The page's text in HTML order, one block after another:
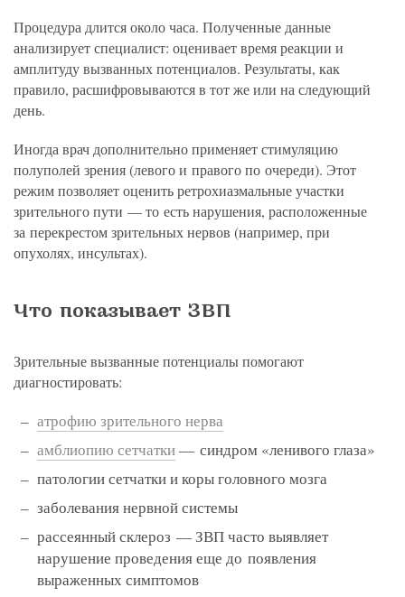
Процедура длится около часа. Полученные данные
анализирует специалист: оценивает время реакции и
амплитуду вызванных потенциалов. Результаты, как
правило, расшифровываются в тот же или на следующий
день.
Иногда врач дополнительно применяет стимуляцию
полуполей зрения (левого и правого по очереди). Этот
режим позволяет оценить ретрохиазмальные участки
зрительного пути — то есть нарушения, расположенные
за перекрестом зрительных нервов (например, при
опухолях, инсультах).
Что показывает ЗВП
Зрительные вызванные потенциалы помогают
диагностировать:
атрофию зрительного нерва
амблиопию сетчатки— синдром «ленивого глаза»
патологии сетчатки и коры головного мозга
заболевания нервной системы
рассеянный склероз — ЗВП часто выявляет
нарушение проведения еще до появления
выраженных симптомов